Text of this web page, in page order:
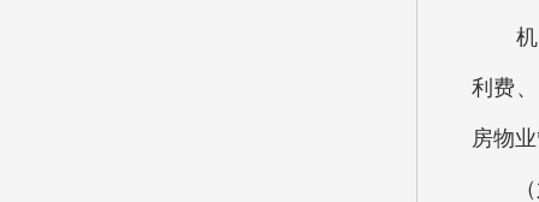
机关
利费
房物
（六